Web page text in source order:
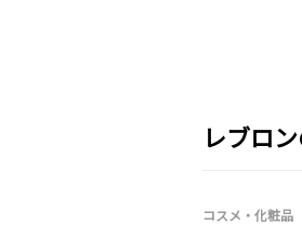
レブロ
コスメ・化粧品